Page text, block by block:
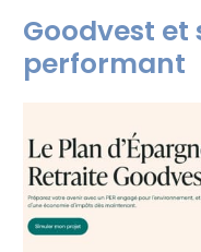
Goodvest et
performant